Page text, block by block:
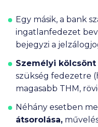
Egy másik, a bank
ingatlanfedezet
bejegyzi a
Személyi kölcsönt
szükség fedezetre
magasabb THM,
Néhány esetben
átsorolása,